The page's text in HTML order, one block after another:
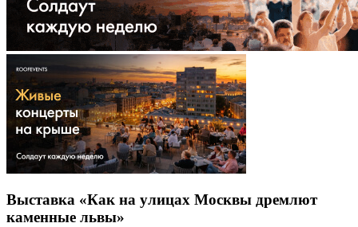
Выставка «Как на улицах Москвы дремлют
каменные львы»